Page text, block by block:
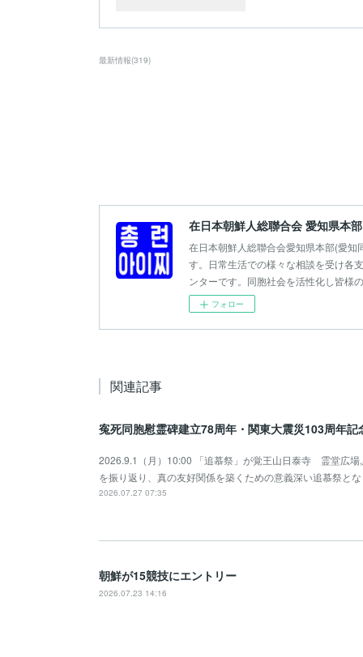
最新情報(319)
在日本朝鮮人総聯合会 愛知県本部
在日本朝鮮人総聯合会愛知県本部(愛
す。日常生活での様々な相談を受け各
ンターです。同胞社会を活性化し皆様
フォロー
関連記事
寃死同胞慰霊碑建立78周年・関東大震災103周年記
2026.9.1（月）10:00 「追慕祭」が覚王山日泰寺 霊堂広
を振り返り、真の友好関係を築くための意義深い追慕祭と
2026.07.27 07:35
朝鮮が15競技にエントリー
2026.07.23 14:16